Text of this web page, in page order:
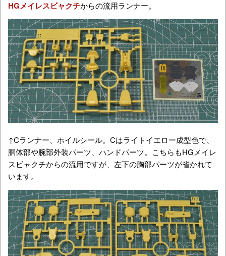
HGメイレスビャクチからの流用ランナー。
↑Cランナー、ホイルシール。Cはライトイエロー成型色で、
胴体部や腕部外装パーツ、ハンドパーツ。こちらもHGメイレ
スビャクチからの流用ですが、左下の胸部パーツが省かれて
います。